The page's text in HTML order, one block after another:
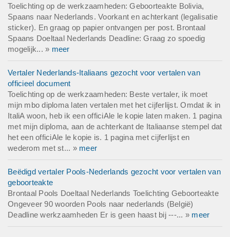
Toelichting op de werkzaamheden: Geboorteakte Bolivia,
Spaans naar Nederlands. Voorkant en achterkant (legalisatie
sticker). En graag op papier ontvangen per post. Brontaal
Spaans Doeltaal Nederlands Deadline: Graag zo spoedig
mogelijk... » meer
Vertaler Nederlands-Italiaans gezocht voor vertalen van
officieel document
Toelichting op de werkzaamheden: Beste vertaler, ik moet
mijn mbo diploma laten vertalen met het cijferlijst. Omdat ik in
ItaliA woon, heb ik een officiAle le kopie laten maken. 1 pagina
met mijn diploma, aan de achterkant de Italiaanse stempel dat
het een officiAle le kopie is. 1 pagina met cijferlijst en
wederom met st... » meer
Beëdigd vertaler Pools-Nederlands gezocht voor vertalen van
geboorteakte
Brontaal Pools Doeltaal Nederlands Toelichting Geboorteakte
Ongeveer 90 woorden Pools naar nederlands (België)
Deadline werkzaamheden Er is geen haast bij ---... » meer